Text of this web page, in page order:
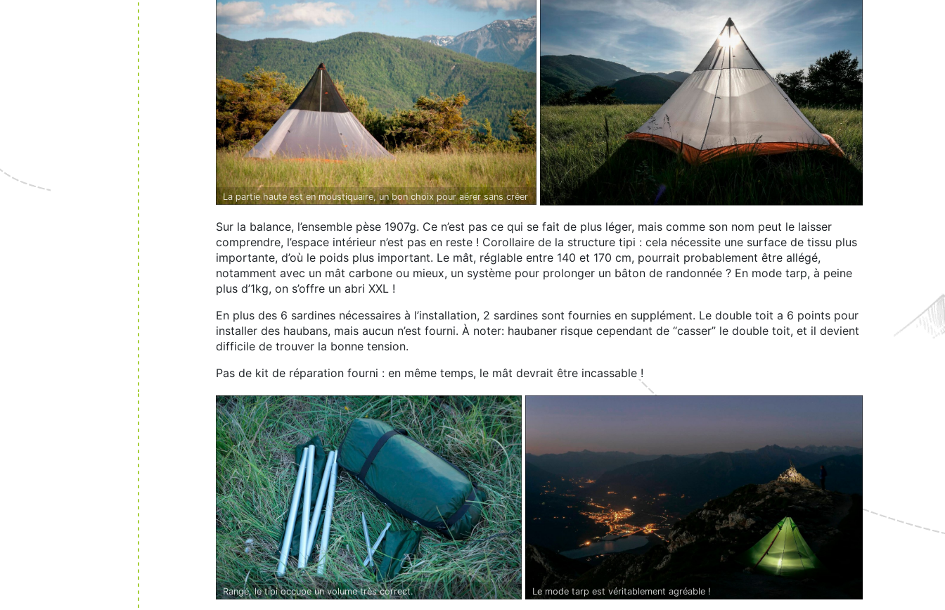
La partie haute est en moustiquaire, un bon choix pour aérer sans créer
Sur la balance, l’ensemble pèse 1907g. Ce n’est pas ce qui se fait de plus léger, mais comme son nom peut le laisser
comprendre, l’espace intérieur n’est pas en reste ! Corollaire de la structure tipi : cela nécessite une surface de tissu plus
importante, d’où le poids plus important. Le mât, réglable entre 140 et 170 cm, pourrait probablement être allégé,
notamment avec un mât carbone ou mieux, un système pour prolonger un bâton de randonnée ? En mode tarp, à peine
plus d’1kg, on s’offre un abri XXL !
En plus des 6 sardines nécessaires à l’installation, 2 sardines sont fournies en supplément. Le double toit a 6 points pour
installer des haubans, mais aucun n’est fourni. À noter: haubaner risque cependant de “casser” le double toit, et il devient
difficile de trouver la bonne tension.
Pas de kit de réparation fourni : en même temps, le mât devrait être incassable !
Rangé, le tipi occupe un volume très correct. Le mode tarp est véritablement agréable !